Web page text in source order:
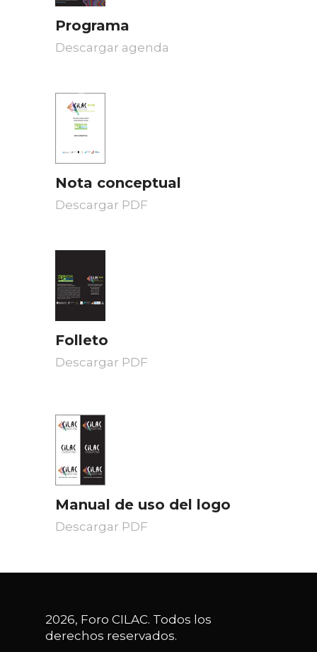
Programa
Descargar agenda
Nota conceptual
Descargar PDF
Folleto
Descargar PDF
Manual de uso del logo
Descargar PDF
2026, Foro CILAC. Todos los
derechos reservados.